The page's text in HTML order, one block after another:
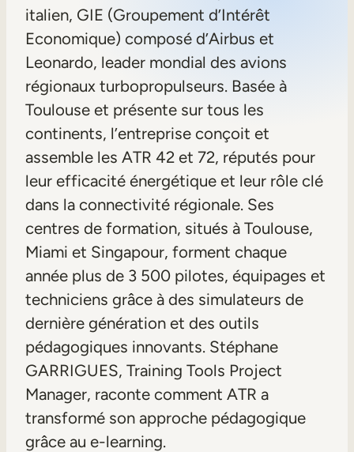
Formation interne
Onboarding des employés
Formation des employés
Aide à la vente
Formation à la conformité
Formation première ligne
Formation externe
Formation client
Formation des partenaires
Formation des adhérents
Skills Intelligence
Planification des effectifs
Upskilling & reskilling
Mobilité interne
italien, GIE (Groupement d’Intérêt
Economique) composé d’Airbus et
Leonardo, leader mondial des avions
régionaux turbopropulseurs. Basée à
Toulouse et présente sur tous les
continents, l’entreprise conçoit et
assemble les ATR 42 et 72, réputés pour
leur efficacité énergétique et leur rôle clé
dans la connectivité régionale. Ses
centres de formation, situés à Toulouse,
Miami et Singapour, forment chaque
année plus de 3 500 pilotes, équipages et
techniciens grâce à des simulateurs de
dernière génération et des outils
pédagogiques innovants. Stéphane
GARRIGUES, Training Tools Project
Manager, raconte comment ATR a
transformé son approche pédagogique
grâce au e-learning.